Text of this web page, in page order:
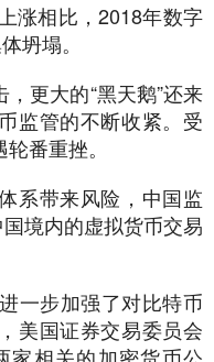
涨相比，2018年数字
坍塌。
更大的“黑天鹅”还来
监管的不断收紧。受
番重挫。
系带来风险，中国监
境内的虚拟货币交易
一步加强了对比特币
美国证券交易委员会